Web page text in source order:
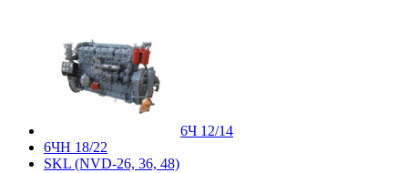
6Ч 12/14
6ЧН 18/22
SKL (NVD-26, 36, 48)